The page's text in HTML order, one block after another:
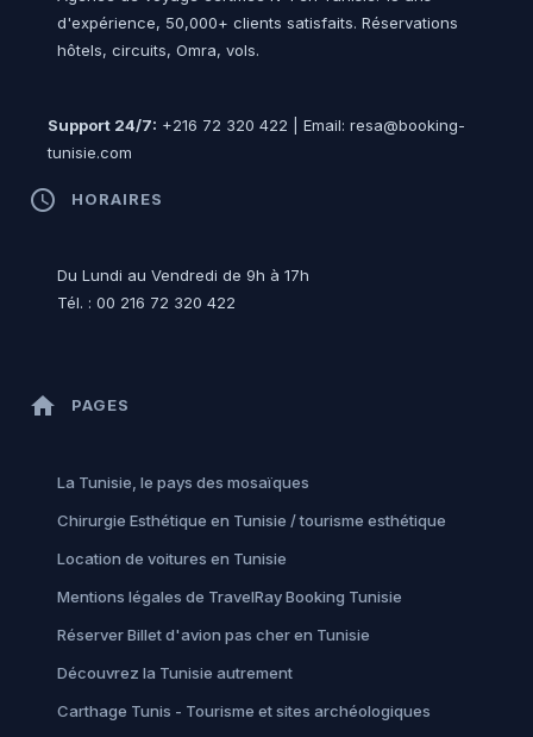
d'expérience, 50,000+ clients satisfaits. Réservations
hôtels, circuits, Omra, vols.
Support 24/7: +216 72 320 422 | Email: resa@booking-
tunisie.com
access_time HORAIRES
Du Lundi au Vendredi de 9h à 17h
Tél. : 00 216 72 320 422
home PAGES
La Tunisie, le pays des mosaïques
Chirurgie Esthétique en Tunisie / tourisme esthétique
Location de voitures en Tunisie
Mentions légales de TravelRay Booking Tunisie
Réserver Billet d'avion pas cher en Tunisie
Découvrez la Tunisie autrement
Carthage Tunis - Tourisme et sites archéologiques